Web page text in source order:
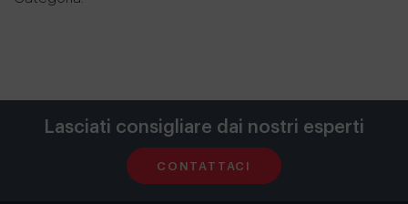
Lasciati consigliare dai nostri esperti
CONTATTACI